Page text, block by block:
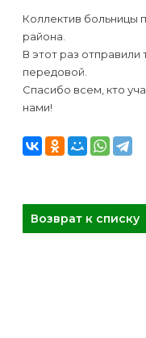
Коллектив больницы
района.
В этот раз
передовой.
Спасибо всем, кто
нами!
Возврат к списку